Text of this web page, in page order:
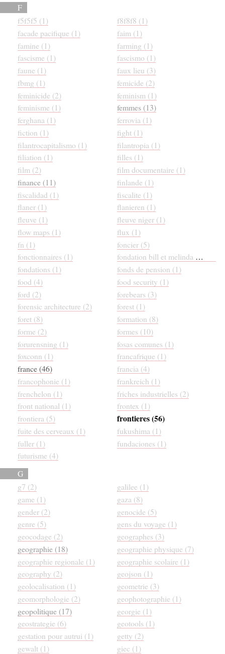
F
f5f5f5 (1)
f8f8f8 (1)
facade pacifique (1)
faim (1)
famine (1)
farming (1)
fascisme (1)
fascismo (1)
faune (1)
faux lieu (3)
fbmg (1)
femicide (2)
feminicide (2)
feminism (1)
feminisme (1)
femmes (13)
ferghana (1)
ferrovia (1)
fiction (1)
fight (1)
filantrocapitalismo (1)
filantropia (1)
filiation (1)
filles (1)
film (2)
film documentaire (1)
finance (11)
finlande (1)
fiscalidad (1)
fiscalite (1)
flaner (1)
flanieren (1)
fleuve (1)
fleuve niger (1)
flow maps (1)
flux (1)
fn (1)
foncier (5)
fonctionnaires (1)
fondation bill et melinda gates (2)
fondations (1)
fonds de pension (1)
food (4)
food security (1)
ford (2)
forebears (3)
forensic architecture (2)
forest (1)
foret (8)
formation (8)
forme (2)
formes (10)
forurensning (1)
fosas comunes (1)
foxconn (1)
francafrique (1)
france (46)
francia (4)
francophonie (1)
frankreich (1)
frenchelon (1)
friches industrielles (2)
front national (1)
frontex (1)
frontiera (5)
frontieres (56)
fuite des cerveaux (1)
fukushima (1)
fuller (1)
fundaciones (1)
futurisme (4)
G
g7 (2)
galilee (1)
game (1)
gaza (8)
gender (2)
genocide (5)
genre (5)
gens du voyage (1)
geocodage (2)
geographes (3)
geographie (18)
geographie physique (7)
geographie regionale (1)
geographie scolaire (1)
geography (2)
geojson (1)
geolocalisation (1)
geometrie (3)
geomorphologie (2)
geophotographie (1)
geopolitique (17)
georgie (1)
geostrategie (6)
geotools (1)
gestation pour autrui (1)
getty (2)
gewalt (1)
giec (1)